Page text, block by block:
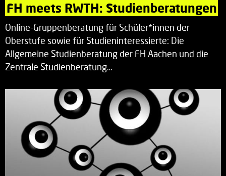
FH meets RWTH: Studienberatungen
Online-Gruppenberatung für Schüler*innen der
Oberstufe sowie für Studieninteressierte: Die
Allgemeine Studienberatung der FH Aachen und die
Zentrale Studienberatung…